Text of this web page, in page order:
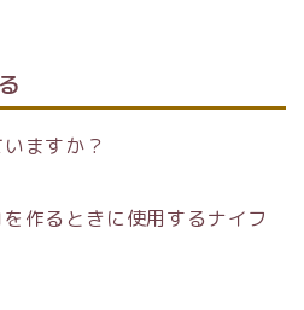
ますか？
作るときに使用するナイフ